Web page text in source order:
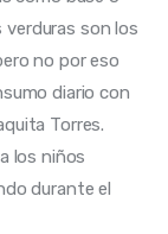
verduras son los
no por eso
diario con
Torres.
los niños
durante el